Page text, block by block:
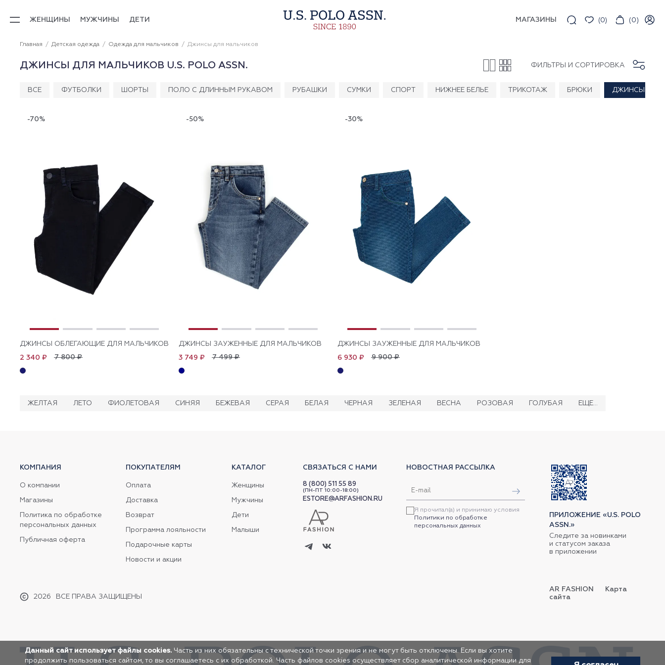
ЖЕНЩИНЫ МУЖЧИНЫ ДЕТИ МАГАЗИНЫ (0) (0)
Главная Детская одежда Одежда для мальчиков Джинсы для мальчиков
ДЖИНСЫ ДЛЯ МАЛЬЧИКОВ U.S. POLO ASSN. ФИЛЬТРЫ И СОРТИРОВКА
ВСЕ ФУТБОЛКИ ШОРТЫ ПОЛО С ДЛИННЫМ РУКАВОМ РУБАШКИ СУМКИ СПОРТ НИЖНЕЕ БЕЛЬЕ ТРИКОТАЖ БРЮКИ ДЖИНСЫ
-70%
ДЖИНСЫ ОБЛЕГАЮЩИЕ ДЛЯ МАЛЬЧИКОВ
7 800 ₽
2 340 ₽
-50%
ДЖИНСЫ ЗАУЖЕННЫЕ ДЛЯ МАЛЬЧИКОВ
7 499 ₽
3 749 ₽
-30%
ДЖИНСЫ ЗАУЖЕННЫЕ ДЛЯ МАЛЬЧИКОВ
9 900 ₽
6 930 ₽
ЖЕЛТАЯ ЛЕТО ФИОЛЕТОВАЯ СИНЯЯ БЕЖЕВАЯ СЕРАЯ БЕЛАЯ ЧЕРНАЯ ЗЕЛЕНАЯ ВЕСНА РОЗОВАЯ ГОЛУБАЯ ЕЩЕ...
КОМПАНИЯ
О компании
Магазины
Политика по обработке
персональных данных
Публичная оферта
2026 ВСЕ ПРАВА ЗАЩИЩЕНЫ
ПОКУПАТЕЛЯМ
Оплата
Доставка
Возврат
Программа лояльности
Подарочные карты
Новости и акции
КАТАЛОГ
Женщины
Мужчины
Дети
Малыши
СВЯЗАТЬСЯ С НАМИ
8 (800) 511 55 89
(ПН-ПТ 10:00-18:00)
ESTORE@ARFASHION.RU
НОВОСТНАЯ РАССЫЛКА
Я прочитал(а) и принимаю условия
Политики по обработке
персональных данных
ПРИЛОЖЕНИЕ «U.S. POLO
ASSN.»
Следите за новинками
и статусом заказа
в приложении
AR FASHION
Карта
сайта
Данный сайт использует файлы cookies. Часть из них обязательны с технической точки зрения и не могут быть отключены. Если вы хотите
продолжить пользоваться сайтом, то вы соглашаетесь с их обработкой. Часть файлов cookies осуществляет сбор аналитической информации для